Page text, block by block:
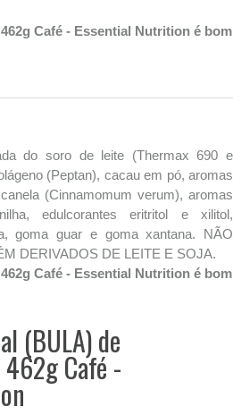
Café - Essential Nutrition é bom
do soro de leite (Thermax 690 e
(Peptan), cacau em pó, aromas
(Cinnamomum verum), aromas
edulcorantes eritritol e xilitol,
goma guar e goma xantana. NÃO
DERIVADOS DE LEITE E SOJA.
Café - Essential Nutrition é bom
(BULA) de
462g Café -